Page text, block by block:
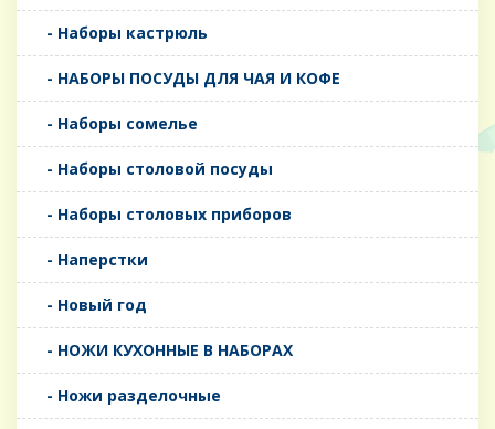
- Наборы кастрюль
- НАБОРЫ ПОСУДЫ ДЛЯ ЧАЯ И КОФЕ
- Наборы сомелье
- Наборы столовой посуды
- Наборы столовых приборов
- Наперстки
- Новый год
- НОЖИ КУХОННЫЕ В НАБОРАХ
- Ножи разделочные